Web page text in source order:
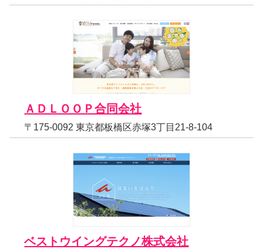
ＡＤＬＯＯＰ合同会社
〒175-0092 東京都板橋区赤塚3丁目21-8-104
ベストウイングテクノ株式会社